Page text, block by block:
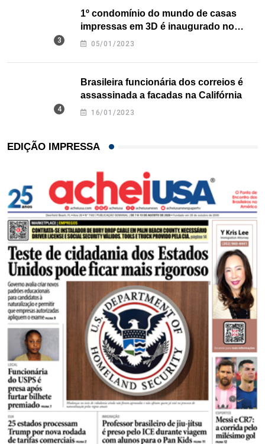
1º condomínio do mundo de casas
impressas em 3D é inaugurado no
Texas
05/01/2023
Brasileira funcionária dos correios é
assassinada a facadas na Califórnia
16/01/2023
EDIÇÃO IMPRESSA